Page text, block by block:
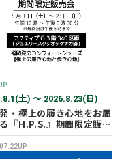
土) 〜 2026.8.23(日)
・極上の履き心地をお届
『H.P.S.』期間限定販売
催✨